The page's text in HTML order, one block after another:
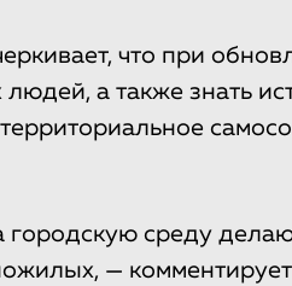
что при
а также знать
городскую среду
—